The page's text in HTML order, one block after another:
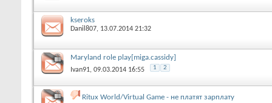
kseroks
Danil807, 13.07.2014 21:32
Maryland role play[miga.cassidy]
Ivan91, 09.03.2014 16:55 1 2
Ritux World/Virtual Game - не платят зарплату